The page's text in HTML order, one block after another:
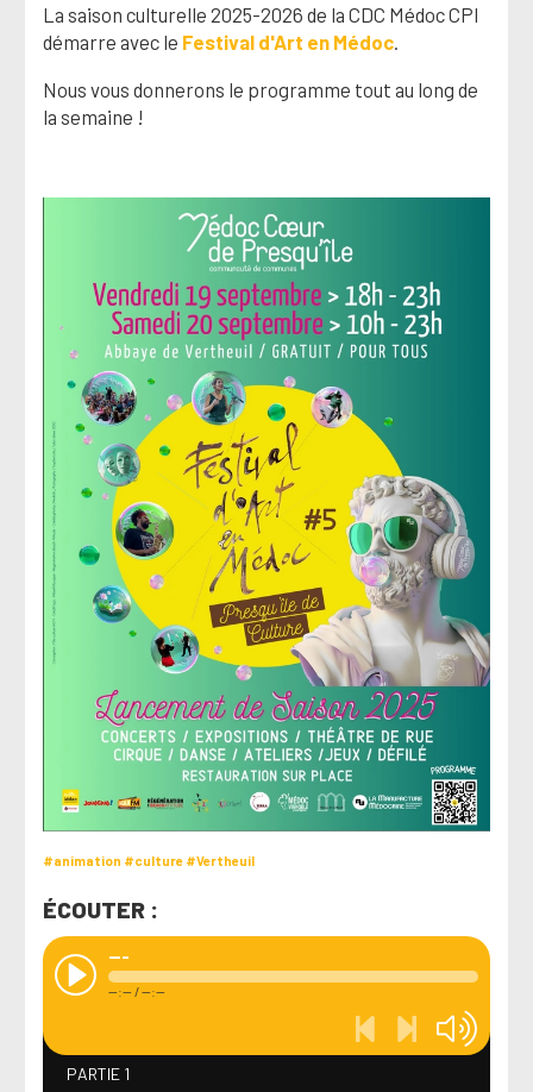
La saison culturelle 2025-2026 de la CDC Médoc CPI
démarre avec le Festival d'Art en Médoc.
Nous vous donnerons le programme tout au long de
la semaine !
#animation #culture #Vertheuil
ÉCOUTER :
---
--:--/--:--
PARTIE 1